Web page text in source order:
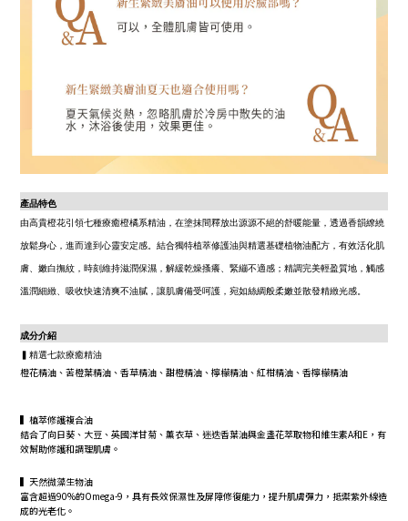
產品特色
由高貴橙花引領七種療癒橙橘系精油，在塗抹間釋放出源源不絕的舒暖能量，透過香韻繚繞
放鬆身心，進而達到心靈安定感。結合獨特植萃修護油與精選基礎植物油配方，有效活化肌
膚、嫩白撫紋，時刻維持滋潤保濕，解緩乾燥搔癢、緊繃不適感；精調完美輕盈質地，觸感
溫潤細緻、吸收快速清爽不油膩，讓肌膚備受呵護，宛如絲綢般柔嫩並散發精緻光感。
成分介紹
▍精選七款療癒精油
橙花精油、苦橙葉精油、香草精油、甜橙精油、檸檬精油、紅柑精油、香檸檬精油
▍植萃修護複合油
結合了向日葵、大豆、英國洋甘菊、薰衣草、迷迭香葉油與金盞花萃取物和維生素A和E，有
效幫助修護和調理肌膚。
▍天然微藻生物油
富含超過90%的Omega-9，具有長效保濕性及屏障修復能力，提升肌膚彈力，抵禦紫外線造
成的光老化。